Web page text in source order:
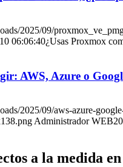
2025/09/
06:06:40¿Usas Proxmox
AWS, Azure o
2025/09/aws-azure-
Administrador WEB
a la medida